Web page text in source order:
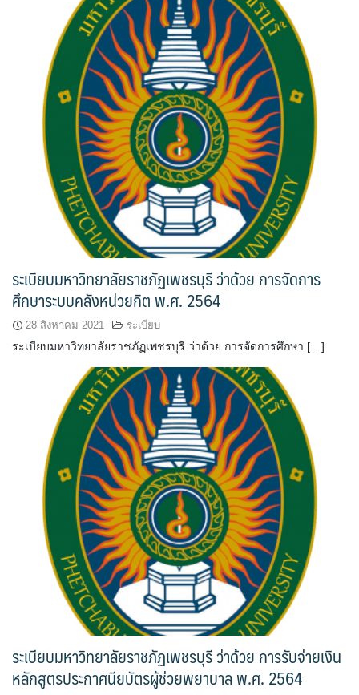
ระเบียบมหาวิทยาลัยราชภัฏเพชรบุรี ว่าด้วย การจัดการ
ศึกษาระบบคลังหน่วยกิต พ.ศ. 2564
28 สิงหาคม 2021 ระเบียบ
ระเบียบมหาวิทยาลัยราชภัฏเพชรบุรี ว่าด้วย การจัดการศึกษา […]
ระเบียบมหาวิทยาลัยราชภัฏเพชรบุรี ว่าด้วย การรับจ่ายเงิน
หลักสูตรประกาศนียบัตรผู้ช่วยพยาบาล พ.ศ. 2564